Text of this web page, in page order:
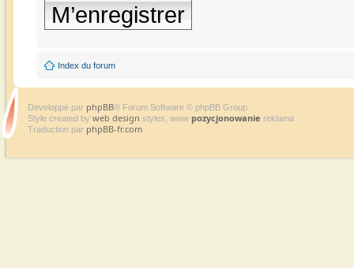
M’enregistrer
Index du forum
Développé par phpBB® Forum Software © phpBB Group
Style created by web design styles, www pozycjonowanie reklama
Traduction par phpBB-fr.com